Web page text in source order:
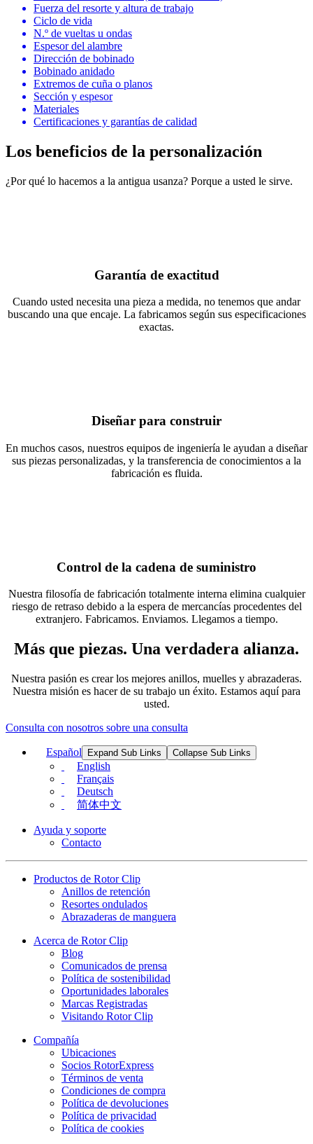
Fuerza del resorte y altura de trabajo
Ciclo de vida
N.º de vueltas u ondas
Espesor del alambre
Dirección de bobinado
Bobinado anidado
Extremos de cuña o planos
Sección y espesor
Materiales
Certificaciones y garantías de calidad
Los beneficios de la personalización
¿Por qué lo hacemos a la antigua usanza? Porque a usted le sirve.
Garantía de exactitud
Cuando usted necesita una pieza a medida, no tenemos que andar
buscando una que encaje. La fabricamos según sus especificaciones
exactas.
Diseñar para construir
En muchos casos, nuestros equipos de ingeniería le ayudan a diseñar
sus piezas personalizadas, y la transferencia de conocimientos a la
fabricación es fluida.
Control de la cadena de suministro
Nuestra filosofía de fabricación totalmente interna elimina cualquier
riesgo de retraso debido a la espera de mercancías procedentes del
extranjero. Fabricamos. Enviamos. Llegamos a tiempo.
Más que piezas. Una verdadera alianza.
Nuestra pasión es crear los mejores anillos, muelles y abrazaderas.
Nuestra misión es hacer de su trabajo un éxito. Estamos aquí para
usted.
Consulta con nosotros sobre una consulta
Español Expand Sub Links Collapse Sub Links
English
Français
Deutsch
简体中文
Ayuda y soporte
Contacto
Productos de Rotor Clip
Anillos de retención
Resortes ondulados
Abrazaderas de manguera
Acerca de Rotor Clip
Blog
Comunicados de prensa
Política de sostenibilidad
Oportunidades laborales
Marcas Registradas
Visitando Rotor Clip
Compañía
Ubicaciones
Socios RotorExpress
Términos de venta
Condiciones de compra
Política de devoluciones
Política de privacidad
Política de cookies